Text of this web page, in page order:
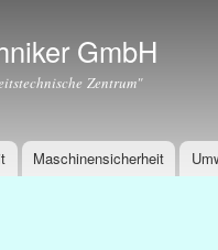
GmbH
Zentrum"
Maschinensicherheit